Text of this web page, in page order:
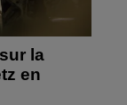
la
en